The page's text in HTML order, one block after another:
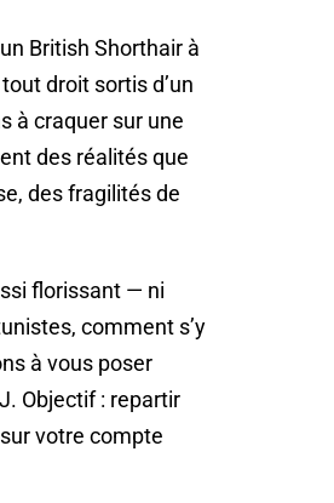
British Shorthair à
droit sortis d’un
à craquer sur une
des réalités que
des fragilités de
florissant — ni
comment s’y
à vous poser
Objectif : repartir
votre compte